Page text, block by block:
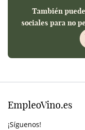
También
sociales para no
EmpleoVino.es
¡Síguenos!